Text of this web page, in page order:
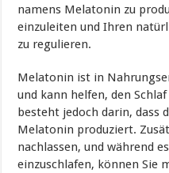
namens Melatonin zu
einzuleiten und Ihren
zu regulieren.
Melatonin ist in
und kann helfen, den
besteht jedoch darin, dass
Melatonin produziert.
nachlassen, und während
einzuschlafen, können Sie